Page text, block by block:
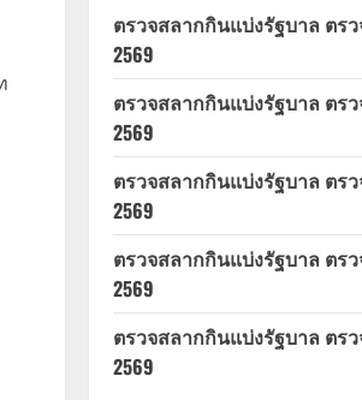
ตรวจสลากกินแบ่งรัฐบาล ตร
2569
ตรวจสลากกินแบ่งรัฐบาล ตร
2569
ตรวจสลากกินแบ่งรัฐบาล ตร
2569
ตรวจสลากกินแบ่งรัฐบาล ตร
2569
ตรวจสลากกินแบ่งรัฐบาล ตร
2569